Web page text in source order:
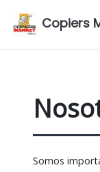
Copiers
Somos